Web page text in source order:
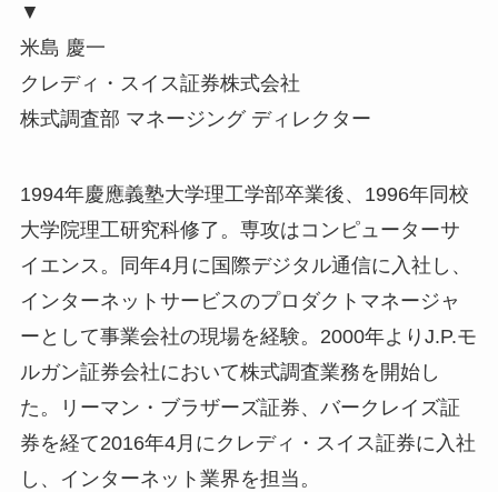
▼
米島 慶一
クレディ・スイス証券株式会社
株式調査部 マネージング ディレクター
1994年慶應義塾大学理工学部卒業後、1996年同校
大学院理工研究科修了。専攻はコンピューターサ
イエンス。同年4月に国際デジタル通信に入社し、
インターネットサービスのプロダクトマネージャ
ーとして事業会社の現場を経験。2000年よりJ.P.モ
ルガン証券会社において株式調査業務を開始し
た。リーマン・ブラザーズ証券、バークレイズ証
券を経て2016年4月にクレディ・スイス証券に入社
し、インターネット業界を担当。